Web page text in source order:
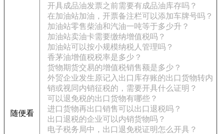
随便看
开具成品油发票之前需要有成品油库存吗？
在加油站加油，开票备注栏可以添加车牌号吗？
加油站零售柴油和汽油一吨等于多少升？
加油站卖油卡需要缴纳增值税吗？
加油站可以按小规模纳税人管理吗？
香茅油增值税税率是多少？
货物期货交易的增值税销售额是多少？
外贸企业发生原记入出口库存账的出口货物转内
销或视同内销征税的，需要开具什么证明？
可以退免税的出口货物有哪些？
进口货物再出口销售可以出口退税吗？
出口退税的企业可以内销货物吗？
电子税务局中，出口退免税证明怎么开具？